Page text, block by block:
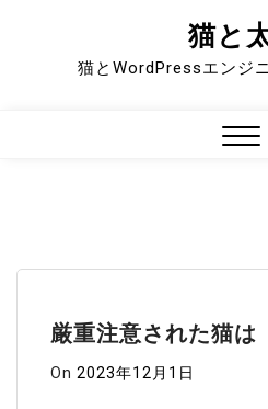
猫と
猫とWordPressエンジ
厳重注意された猫は
On 2023年12月1日